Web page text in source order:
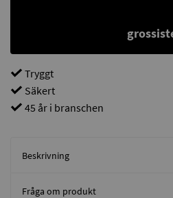
Tryggt
Säkert
45 år i branschen
Beskrivning
Fråga om produkt